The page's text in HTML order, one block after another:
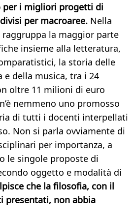
per i migliori progetti di
per macroaree. Nella
raggruppa la maggior parte
insieme alla letteratura,
la storia delle
e della musica, tra i 24
oltre 11 milioni di euro
nemmeno uno promosso
di tutti i docenti interpellati
Non si parla ovviamente di
per importanza, a
le singole proposte di
oggetto e modalità di
che la filosofia, con il
presentati, non abbia